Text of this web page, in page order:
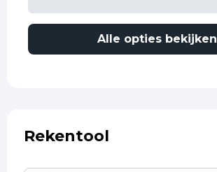
Alle opties bekijken
Rekentool